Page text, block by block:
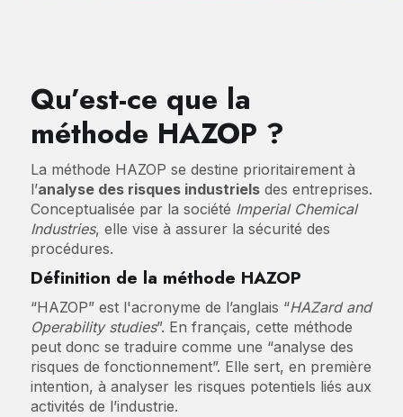
Qu’est-ce que la
méthode HAZOP ?
La méthode HAZOP se destine prioritairement à
l’analyse des risques industrielsdes entreprises.
Conceptualisée par la société Imperial Chemical
Industries, elle vise à assurer la sécurité des
procédures.
Définition de la méthode HAZOP
“HAZOP” est l'acronyme de l’anglais “HAZard and
Operability studies”. En français, cette méthode
peut donc se traduire comme une “analyse des
risques de fonctionnement”. Elle sert, en première
intention, à analyser les risques potentiels liés aux
activités de l’industrie.